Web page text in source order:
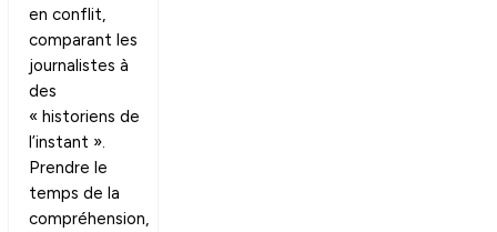
en conflit,
comparant les
journalistes à
des
« historiens de
l’instant ».
Prendre le
temps de la
compréhension,